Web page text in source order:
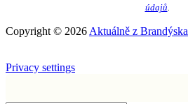
údajů
Copyright © 2026 Aktuálně z Brandýska
Privacy settings